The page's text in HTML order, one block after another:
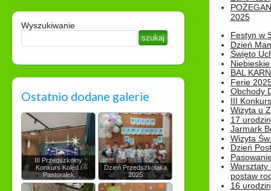
Wyszukiwanie
Ostatnio dodane galerie
III Przedszkolny
Konkurs Kolęd i
Pastorałek
Dzień Przedszkolaka
2025
2025
Festyn w
Dzień
Święto
BAL
Ferie
Obchody
III
Wizyta u
17
Jarmark
Wizyta
Dzień
Warsztaty
postaw
16